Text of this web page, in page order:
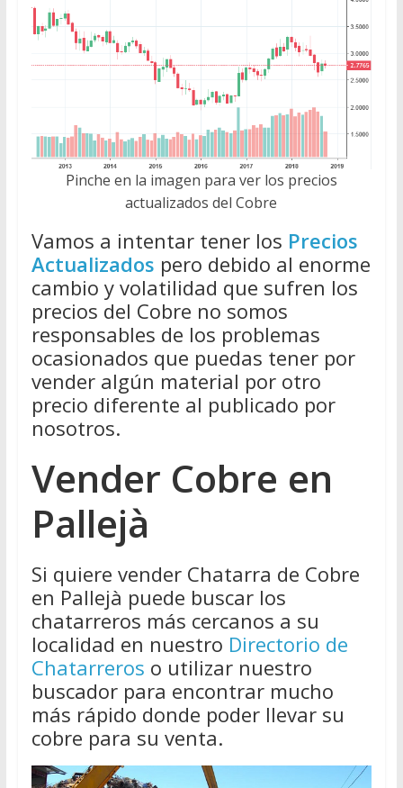
Pinche en la imagen para ver los precios
actualizados del Cobre
Vamos a intentar tener los Precios
Actualizados pero debido al enorme
cambio y volatilidad que sufren los
precios del Cobre no somos
responsables de los problemas
ocasionados que puedas tener por
vender algún material por otro
precio diferente al publicado por
nosotros.
Vender Cobre en
Pallejà
Si quiere vender Chatarra de Cobre
en Pallejà puede buscar los
chatarreros más cercanos a su
localidad en nuestro Directorio de
Chatarreros o utilizar nuestro
buscador para encontrar mucho
más rápido donde poder llevar su
cobre para su venta.